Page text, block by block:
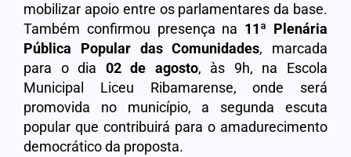
mobilizar apoio entre os parlamentares da base.
Também confirmou presença na 11ª Plenária
Pública Popular das Comunidades, marcada
para o dia 02 de agosto, às 9h, na Escola
Municipal Liceu Ribamarense, onde será
promovida no município, a segunda escuta
popular que contribuirá para o amadurecimento
democrático da proposta.